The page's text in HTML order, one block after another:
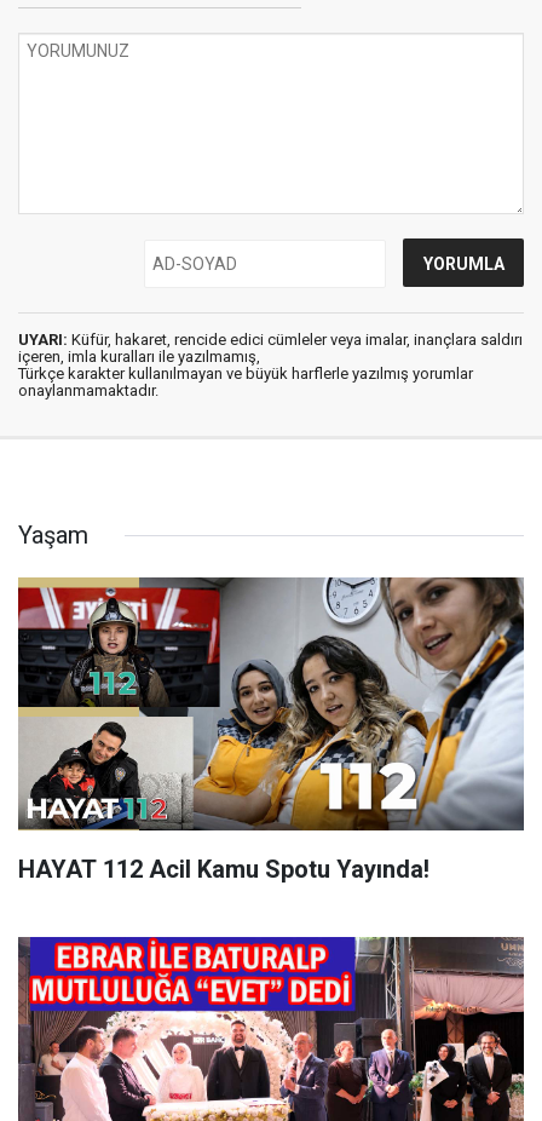
UYARI: Küfür, hakaret, rencide edici cümleler veya imalar, inançlara saldırı
içeren, imla kuralları ile yazılmamış,
Türkçe karakter kullanılmayan ve büyük harflerle yazılmış yorumlar
onaylanmamaktadır.
Yaşam
HAYAT 112 Acil Kamu Spotu Yayında!